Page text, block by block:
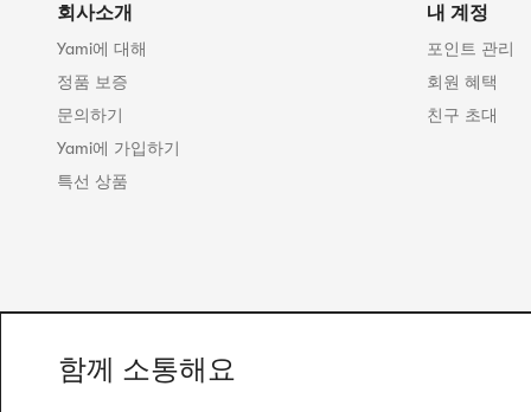
회사소개
Yami에 대해
정품 보증
문의하기
Yami에 가입하기
특선 상품
내 계정
포인트 관리
회원 혜택
친구 초대
함께 소통해요